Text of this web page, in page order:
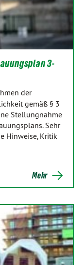
3-
der
gemäß § 3
Stellungnahme
Sehr
Hinweise, Kritik
Mehr